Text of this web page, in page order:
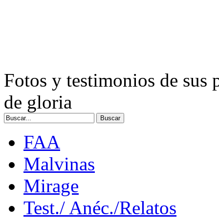
Fotos y testimonios de sus
de gloria
FAA
Malvinas
Mirage
Test./ Anéc./Relatos